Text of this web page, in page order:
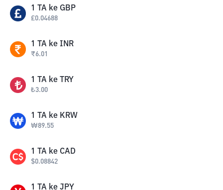
1 TA ke GBP
£0.04688
1 TA ke INR
₹6.01
1 TA ke TRY
₺3.00
1 TA ke KRW
₩89.55
1 TA ke CAD
$0.08842
1 TA ke JPY